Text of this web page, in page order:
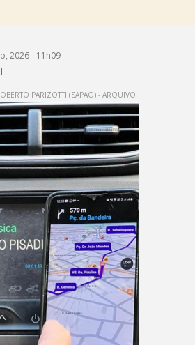
2026 - 11h09
PARIZOTTI (SAPÃO) - ARQUIVO